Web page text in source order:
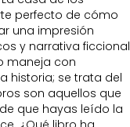
perfecto de cómo
una impresión
y narrativa ficcional
maneja con
historia; se trata del
son aquellos que
que hayas leído la